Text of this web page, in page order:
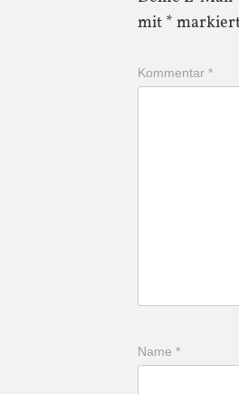
mit *
Kommentar *
Name *